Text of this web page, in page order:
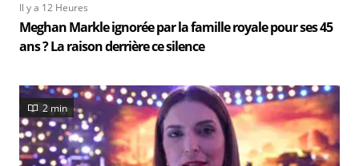
Il y a 12 Heures
Meghan Markle ignorée par la famille royale pour ses 45
ans ? La raison derrière ce silence
2 min